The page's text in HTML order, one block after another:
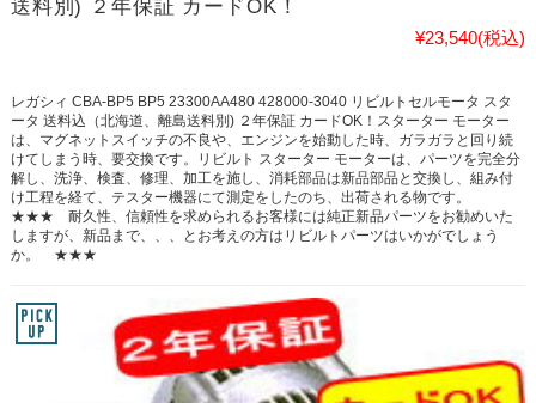
送料別) ２年保証 カードOK！
¥23,540(税込)
レガシィ CBA-BP5 BP5 23300AA480 428000-3040 リビルトセルモータ スタ
ータ 送料込（北海道、離島送料別) ２年保証 カードOK！スターター モーター
は、マグネットスイッチの不良や、エンジンを始動した時、ガラガラと回り続
けてしまう時、要交換です。リビルト スターター モーターは、パーツを完全分
解し、洗浄、検査、修理、加工を施し、消耗部品は新品部品と交換し、組み付
け工程を経て、テスター機器にて測定をしたのち、出荷される物です。
★★★ 耐久性、信頼性を求められるお客様には純正新品パーツをお勧めいた
しますが、新品まで、、、とお考えの方はリビルトパーツはいかがでしょう
か。 ★★★